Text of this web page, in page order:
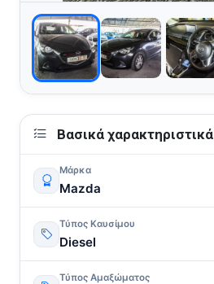
Βασικά χαρακτηριστικά
Μάρκα
Mazda
Τύπος Καυσίμου
Diesel
Τύπος Αμαξώματος